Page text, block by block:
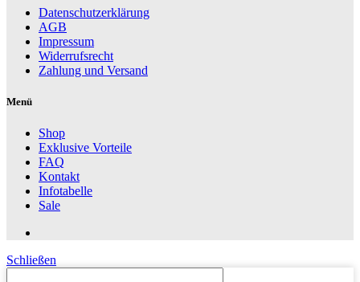
Datenschutzerklärung
AGB
Impressum
Widerrufsrecht
Zahlung und Versand
Menü
Shop
Exklusive Vorteile
FAQ
Kontakt
Infotabelle
Sale
Schließen